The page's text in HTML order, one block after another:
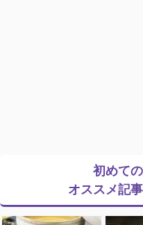
初めて
オススメ記